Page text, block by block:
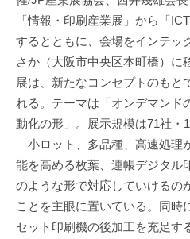
「情報・印刷産業展」から「
するとともに、会場をインテッ
さか（大阪市中央区本町橋）に
展は、新たなコンセプトのもと
れる。テーマは「オンデマンド
動化の形」。展示規模は71社・
小ロット、多品種、高速処理
能を高める枚葉、連帳デジタル
のような形で対応していけるの
ことを主眼に置いている。同時
セット印刷機の後加工を充足す